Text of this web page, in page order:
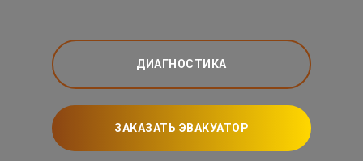
ДИАГНОСТИКА
ЗАКАЗАТЬ ЭВАКУАТОР